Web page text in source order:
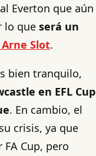
Everton que aún
lo que será un
Arne Slot.
bien tranquilo,
en EFL Cup
. En cambio, el
crisis, ya que
Cup, pero